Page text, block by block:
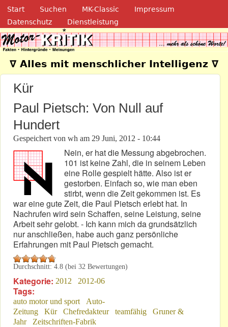
Direkt zum Inhalt
Navigation
Start Suchen MK-Classic
Impressum
Datenschutz
Dienstleistung
Motor-Kritik.de
∇ Alles mit menschlicher Intelligenz ∇
Kür
Paul Pietsch: Von Null auf
Hundert
Gespeichert von wh am 29 Juni, 2012 - 10:44
Nein, er hat die Messung abgebrochen.
101 ist keine Zahl, die in seinem Leben
eine Rolle gespielt hätte. Also ist er
gestorben. Einfach so, wie man eben
stirbt, wenn die Zeit gekommen ist. Es
war eine gute Zeit, die Paul Pietsch erlebt hat. In
Nachrufen wird sein Schaffen, seine Leistung, seine
Arbeit sehr gelobt. - Ich kann mich da grundsätzlich
nur anschließen, habe auch ganz persönliche
Erfahrungen mit Paul Pietsch gemacht.
Durchschnitt: 4.8 (bei 32 Bewertungen)
Kategorie: 2012 2012-06
Tags:
auto motor und sport
Auto-
Zeitung
Kür Chefredakteur teamfähig
Gruner &
Jahr
Zeitschriften-Fabrik